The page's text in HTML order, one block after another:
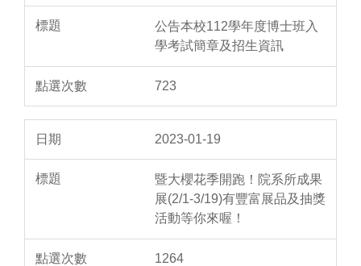
公告本校112學年度博士班入
學考試簡章及招生資訊
723
2023-01-19
暨大櫻花季開跑！院系所成果
展(2/1-3/19)有豐富展品及抽獎
活動等你來喔！
1264